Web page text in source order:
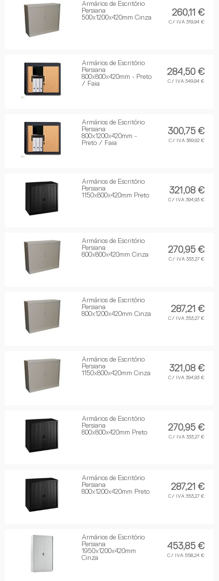
Armários de Escritório
Persiana
500x1200x420mm Cinza
260,11 €
C/ IVA 319,94 €
Armários de Escritório
Persiana
800x800x420mm - Preto
/ Faia
284,50 €
C/ IVA 349,94 €
Armários de Escritório
Persiana
800x1200x420mm -
Preto / Faia
300,75 €
C/ IVA 369,92 €
Armários de Escritório
Persiana
1150x800x420mm Preto
321,08 €
C/ IVA 394,93 €
Armários de Escritório
Persiana
800x800x420mm Cinza
270,95 €
C/ IVA 333,27 €
Armários de Escritório
Persiana
800x1200x420mm Cinza
287,21 €
C/ IVA 353,27 €
Armários de Escritório
Persiana
1150x800x420mm Cinza
321,08 €
C/ IVA 394,93 €
Armários de Escritório
Persiana
800x800x420mm Preto
270,95 €
C/ IVA 333,27 €
Armários de Escritório
Persiana
800x1200x420mm Preto
287,21 €
C/ IVA 353,27 €
Armários de Escritório
Persiana
1950x1200x420mm
Cinza
453,85 €
C/ IVA 558,24 €